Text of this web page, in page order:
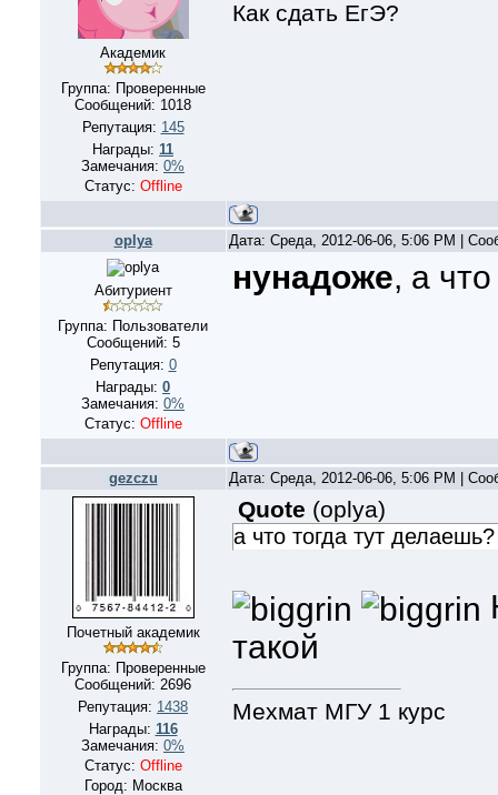
Академик
Группа: Проверенные
Сообщений: 1018
Репутация: 145
Награды: 11
Замечания: 0%
Статус: Offline
Как сдать ЕгЭ?
oplya Дата: Среда, 2012-06-06, 5:06 PM |
Абитуриент
Группа: Пользователи
Сообщений: 5
Репутация: 0
Награды: 0
Замечания: 0%
Статус: Offline
нунадоже, а
gezczu Дата: Среда, 2012-06-06, 5:06 PM |
Почетный академик
Группа: Проверенные
Сообщений: 2696
Репутация: 1438
Награды: 116
Замечания: 0%
Статус: Offline
Город: Москва
Quote (oplya)
а что тогда тут делаешь?
такой
Мехмат МГУ 1 курс